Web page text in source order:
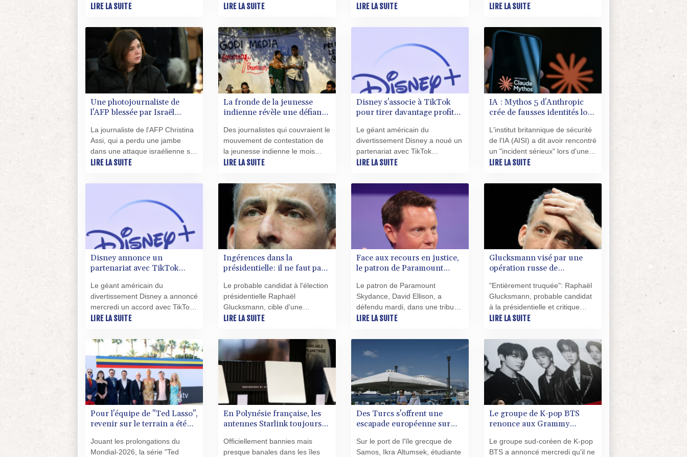
bousculée et projetée au sol par
de Cagnes-sur-Mer (RN), dans
les Alpes-Maritimes, alors qu'elle
couvrait un incendie, selon le
directeur adjoint de la rédaction.
LIRE LA SUITE
tolérera aucune tentative
mois de la présidentielle, après
une nouvelle campagne russe
visant plusieurs candidats
probables à l'élection.
LIRE LA SUITE
réalisateur et romancier Samuel
décennie de vie commune.
LIRE LA SUITE
après 14 saisons sur la chaîne
pour la première fois diffusée en
France uniquement sur des
plateformes en ligne en
basculant dans l'escarcelle de
DAZN et Disney+.
LIRE LA SUITE
Une photojournaliste de
l'AFP blessée par Israël
cérémonie pour la liberté de
la presse
La journaliste de l'AFP Christina
Assi, qui a perdu une jambe
dans une attaque israélienne sur
le sud du Liban il y a bientôt trois
d'une cérémonie pour la liberté
novembre à New York.
LIRE LA SUITE
La fronde de la jeunesse
indienne révèle une défiance
traditionnels
Des journalistes qui couvraient le
mouvement de contestation de
la jeunesse indienne le mois
dernier ont été pris à partie,
manifestants les accusant de
soutenir le gouvernement, signe
d'une défiance croissante envers
les médias audiovisuels
traditionnels.
LIRE LA SUITE
Disney s'associe à TikTok
pour tirer davantage profit
Le géant américain du
divertissement Disney a noué un
partenariat avec TikTok
autorisant l'utilisation d'extraits
marqué des générations
entières, dans les vidéos courtes
publiées sur la plateforme
asiatique.
LIRE LA SUITE
IA : Mythos 5 d'Anthropic
crée de fausses identités lors
L'institut britannique de sécurité
de l'IA (AISI) a dit avoir rencontré
un "incident sérieux" lors d'une
évaluation de routine au cours
a créé de fausses identités en
ligne pour écrire à des
développeurs afin de les
convaincre d'intégrer du code
malveillant.
LIRE LA SUITE
Disney annonce un
partenariat avec TikTok
d'extraits de ses films
Le géant américain du
divertissement Disney a annoncé
mercredi un accord avec TikTok
pour autoriser l'utilisation
dans les vidéos courtes publiées
sur la plateforme asiatique.
LIRE LA SUITE
Ingérences dans la
présidentielle: il ne faut pas
face à TikTok et X, exhorte
Glucksmann
Le probable candidat à l'élection
présidentielle Raphaël
Glucksmann, cible d'une
campagne de désinformation
mercredi les autorités françaises
et européennes à ne pas avoir
"la main qui tremble" face à ces
ingérences étrangères.
LIRE LA SUITE
Face aux recours en justice,
le patron de Paramount
Le patron de Paramount
Skydance, David Ellison, a
défendu mardi, dans une tribune
publiée par le New York Times,
Warner Bros. Discovery, jugeant
que les oppositions à l'opération
LIRE LA SUITE
Glucksmann visé par une
opération russe de
de la présidentielle
"Entièrement truquée": Raphaël
Glucksmann, probable candidat
à la présidentielle et critique
virulent de Vladimir Poutine, a
de "déstabilisation" impliquant sa
compagne la journaliste Léa
Salamé et le journaliste Edwy
Plenel.
LIRE LA SUITE
Pour l'équipe de "Ted Lasso",
revenir sur le terrain a été
Jouant les prolongations du
Mondial-2026, la série "Ted
En Polynésie française, les
antennes Starlink toujours
utilisées
Officiellement bannies mais
presque banales dans les îles
Des Turcs s'offrent une
escapade européenne sur
Sur le port de l'île grecque de
Samos, Ikra Altumsek, étudiante
Le groupe de K-pop BTS
renonce aux Grammy
d'une nouvelle catégorie
Le groupe sud-coréen de K-pop
BTS a annoncé mercredi qu'il ne